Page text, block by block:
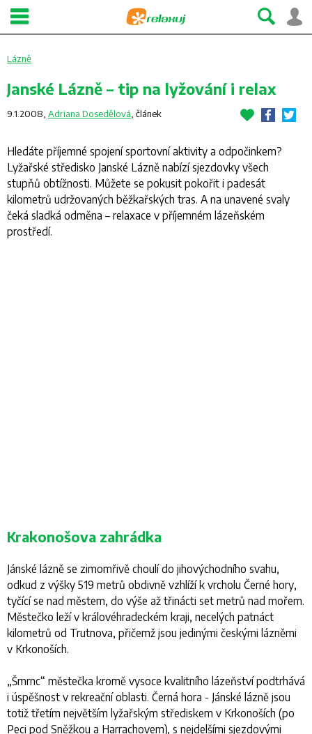
Lázně
Janské Lázně – tip na lyžování i relax
9.1.2008, Adriana Dosedělová článek
Hledáte příjemné spojení sportovní aktivity a odpočinkem?
Lyžařské středisko Janské Lázně nabízí sjezdovky všech
stupňů obtížnosti. Můžete se pokusit pokořit i padesát
kilometrů udržovaných běžkařských tras. A na unavené svaly
čeká sladká odměna – relaxace v příjemném lázeňském
prostředí.
Krakonošova zahrádka
Jánské lázně se zimomřivě choulí do jihovýchodního svahu,
odkud z výšky 519 metrů obdivně vzhlíží k vrcholu Černé hory,
tyčící se nad městem, do výše až třinácti set metrů nad mořem.
Městečko leží v královéhradeckém kraji, necelých patnáct
kilometrů od Trutnova, přičemž jsou jedinými českými lázněmi
v Krkonoších.
„Šmrnc“ městečka kromě vysoce kvalitního lázeňství podtrhává
i úspěšnost v rekreační oblasti. Černá hora - Jánské lázně jsou
totiž třetím největším lyžařským střediskem v Krkonoších (po
Peci pod Sněžkou a Harrachovem), s nejdelšími sjezdovými